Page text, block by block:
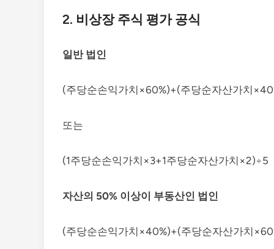
2. 비상장 주식 평가 공식
일반 법인
(주당순손익가치×60%)+(주당순자산가치
또는
(1주당순손익가치×3+1주당순자산가치×2)÷5
자산의 50% 이상이 부동산인 법인
(주당순손익가치×40%)+(주당순자산가치